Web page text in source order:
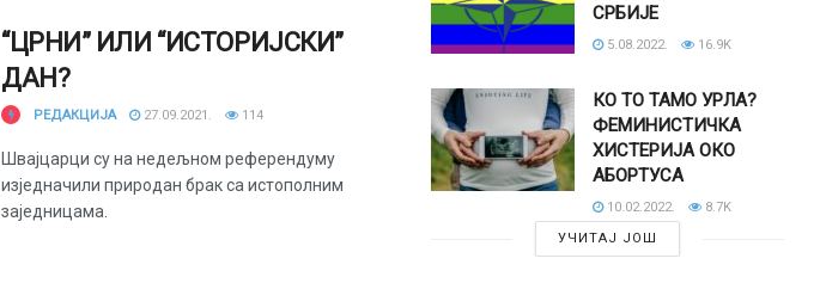
“ЦРНИ” ИЛИ “ИСТОРИЈСКИ”
ДАН?
РЕДАКЦИЈА 27.09.2021. 114
Швајцарци су на недељном референдуму
изједначили природан брак са истополним
заједницама.
СРБИЈЕ
5.08.2022. 16.9K
КО ТО ТАМО УРЛА?
ФЕМИНИСТИЧКА
ХИСТЕРИЈА ОКО
АБОРТУСА
10.02.2022.
8.7K
УЧИТАЈ ЈОШ